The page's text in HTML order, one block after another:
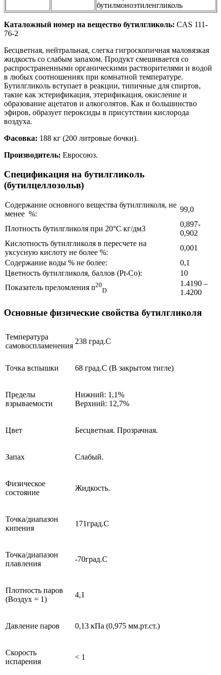
бутилмоноэтиленгликоль
Каталожный номер на вещество бутилгликоль: CAS 111-
76-2
Бесцветная, нейтральная, слегка гигроскопичная маловязкая
жидкость со слабым запахом. Продукт смешивается со
распространенными органическими растворителями и водой
в любых соотношениях при комнатной температуре.
Бутилгликоль вступает в реакции, типичные для спиртов,
такие как эстерификация, этерификация, окисление и
образование ацетатов и алкоголятов. Как и большинство
эфиров, образует пероксиды в присутствии кислорода
воздуха.
Фасовка: 188 кг (200 литровые бочки).
Производитель: Евросоюз.
Спецификация на бутилгликоль
(бутилцеллозольв)
Содержание основного вещества бутилгликоля, не
менее %:
99,0
Плотность бутилгликоля при 20°С кг/дм3
0,897-
0,902
Кислотность бутилгликоля в пересчете на
уксусную кислоту не более %:
0,001
Содержание воды % не более:
0,1
Цветность бутилгликоля, баллов (Pt-Co):
10
Показатель преломления n20
D
1.4190 –
1.4200
Основные физические свойства бутилгликоля
Температура
самовоспламенения
238 град.С
Точка вспышки 68 град.С (В закрытом тигле)
Пределы
взрываемости
Нижний: 1,1%
Верхний: 12,7%
Цвет Бесцветная. Прозрачная.
Запах Слабый.
Физическое
состояние
Жидкость.
Точка/диапазон
кипения
171град.С
Точка/диапазон
плавления
-70град.С
Плотность паров
(Воздух = 1)
4,1
Давление паров 0,13 кПа (0,975 мм.рт.ст.)
Скорость
испарения
< 1